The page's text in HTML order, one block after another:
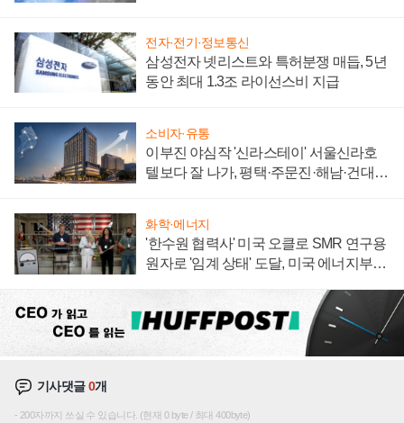
전자·전기·정보통신
삼성전자 넷리스트와 특허분쟁 매듭, 5년
동안 최대 1.3조 라이선스비 지급
소비자·유통
이부진 야심작 '신라스테이' 서울신라호
텔보다 잘 나가, 평택·주문진·해남·건대로
화학·에너지
'한수원 협력사' 미국 오클로 SMR 연구용
원자로 '임계 상태' 도달, 미국 에너지부
기사댓글0개
200자까지 쓰실 수 있습니다. (현재 0 byte / 최대 400byte)